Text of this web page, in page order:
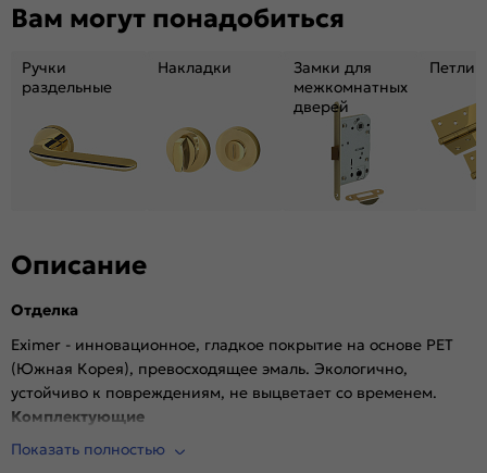
Вес, кг:
Тип коробки:
INVISIBLE
Алюминиевая черная матовая
Поверхность:
Гладкая, матовая
Возможность покраски:
Нет
Степень влагостойкости:
Фрезеровка под замок:
Фрезеровка под петли:
Да (2 скрытые петли AGB)
Износостойкость:
Пропускает свет:
Подходит под двухстворчатый проём:
Гарантия (лет):
Вам могут понадобиться
Ручки
раздельные
Накладки
Замки для
межкомнатных
дверей
Петли
Описание
Отделка
Eximer - инновационное, гладкое покрытие на основе PET
(Южная Корея), превосходящее эмаль. Экологично,
устойчиво к повреждениям, не выцветает со временем.
Комплектующие
Врезана магнитная защелка AGB, выполнена фрезеровка
Показать полностью